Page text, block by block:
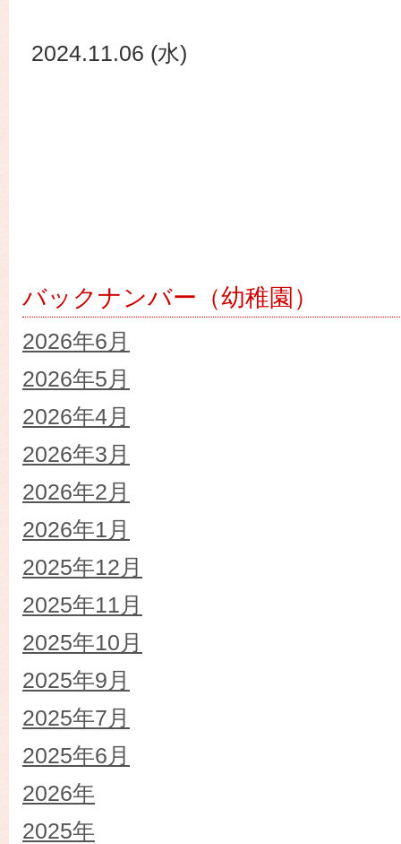
2024.11.06 (水)
バックナンバー（幼稚園）
2026年6月
2026年5月
2026年4月
2026年3月
2026年2月
2026年1月
2025年12月
2025年11月
2025年10月
2025年9月
2025年7月
2025年6月
2026年
2025年